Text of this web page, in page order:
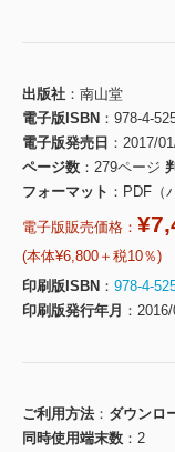
出版社
南山堂
電子版ISBN
978-4-
電子版発売日
2017/
ページ数
279ページ
フォーマット
PDF（
電子版販売価格：
(本体¥6,800＋税10％)
印刷版ISBN
978-4-
印刷版発行年月
ご利用方法
ダウンロ
同時使用端末数
2